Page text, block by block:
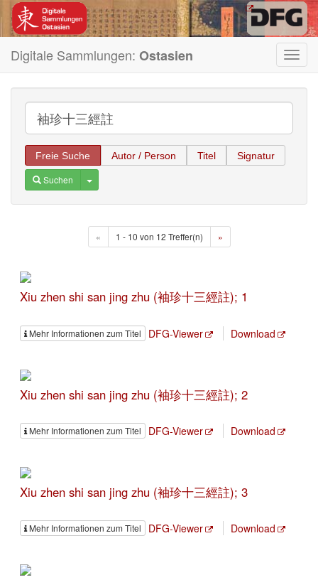
Digitale Sammlungen: Ostasien
Freie Suche Autor / Person Titel Signatur
Suchen Toggle Dropdown
« 1 - 10 von 12 Treffer(n) »
Xiu zhen shi san jing zhu (袖珍十三經註); 1
Mehr Informationen zum Titel DFG-Viewer Download
Xiu zhen shi san jing zhu (袖珍十三經註); 2
Mehr Informationen zum Titel DFG-Viewer Download
Xiu zhen shi san jing zhu (袖珍十三經註); 3
Mehr Informationen zum Titel DFG-Viewer Download